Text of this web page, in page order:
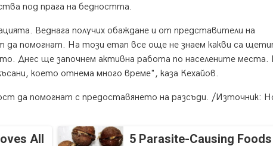
под прага на бедността.
Веднага получих обаждане и от представители на
да помогнат. На този етап все още не знаем какви са
Днес ще започнем активна работа по населените места.
което отнема много време", каза Кехайов.
да помогнат с предоставянето на разсъди. /Източник:
All
5 Parasite-Causing